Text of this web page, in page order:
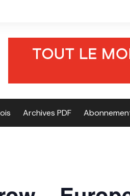
Archives PDF